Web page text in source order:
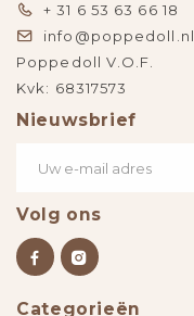
+ 31 6 53 63 66 18
info@poppedoll.nl
Poppedoll V.O.F.
Kvk: 68317573
Nieuwsbrief
Volg ons
Categorieën